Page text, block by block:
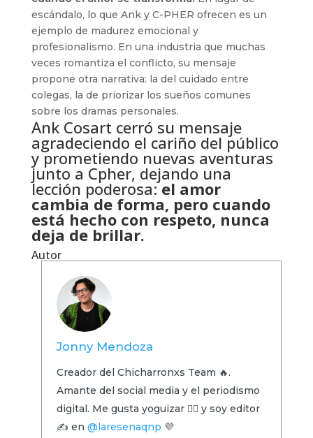
escándalo, lo que Ank y C-PHER ofrecen es un
ejemplo de madurez emocional y
profesionalismo. En una industria que muchas
veces romantiza el conflicto, su mensaje
propone otra narrativa: la del cuidado entre
colegas, la de priorizar los sueños comunes
sobre los dramas personales.
Ank Cosart cerró su mensaje
agradeciendo el cariño del público
y prometiendo nuevas aventuras
junto a Cpher, dejando una
lección poderosa:el amor
cambia de forma, pero cuando
está hecho con respeto, nunca
deja de brillar.
Autor
Jonny Mendoza
Creador del Chicharronxs Team 🔥.
Amante del social media y el periodismo
digital. Me gusta yoguizar 🧘‍♂️ y soy editor
✍️ en @laresenaqnp 💜